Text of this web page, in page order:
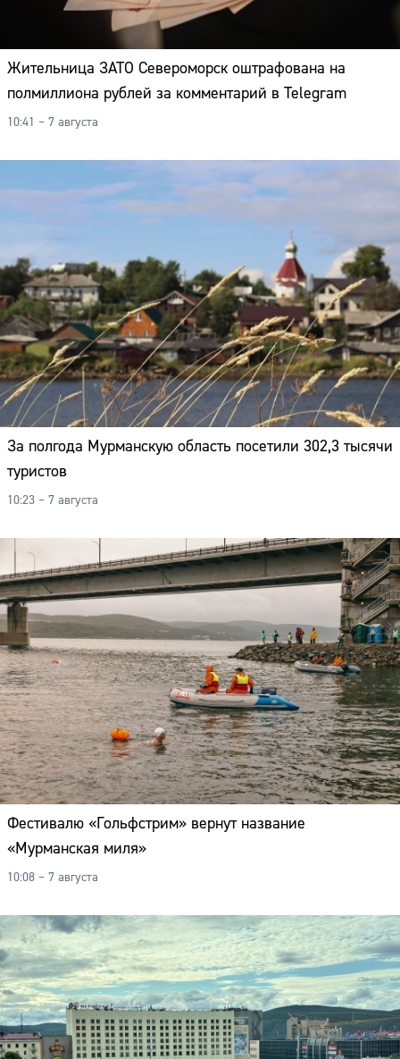
Жительница ЗАТО Североморск оштрафована на
полмиллиона рублей за комментарий в Telegram
10:41 – 7 августа
За полгода Мурманскую область посетили 302,3 тысячи
туристов
10:23 – 7 августа
Фестивалю «Гольфстрим» вернут название
«Мурманская миля»
10:08 – 7 августа
Адрес:
Телефон: